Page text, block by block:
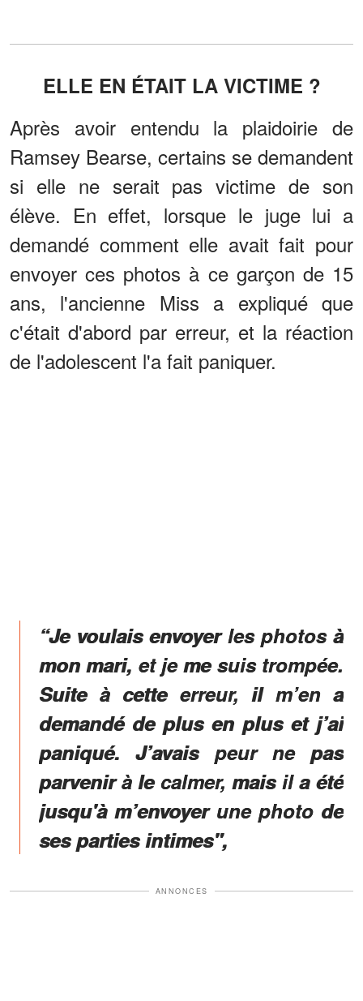
ELLE EN ÉTAIT LA VICTIME ?
Après avoir entendu la plaidoirie de
Ramsey Bearse, certains se demandent
si elle ne serait pas victime de son
élève. En effet, lorsque le juge lui a
demandé comment elle avait fait pour
envoyer ces photos à ce garçon de 15
ans, l'ancienne Miss a expliqué que
c'était d'abord par erreur, et la réaction
de l'adolescent l'a fait paniquer.
“Je voulais envoyer les photos à
mon mari, et je me suis trompée.
Suite à cette erreur, il m’en a
demandé de plus en plus et j’ai
paniqué. J’avais peur ne pas
parvenir à le calmer, mais il a été
jusqu'à m’envoyer une photo de
ses parties intimes",
ANNONCES